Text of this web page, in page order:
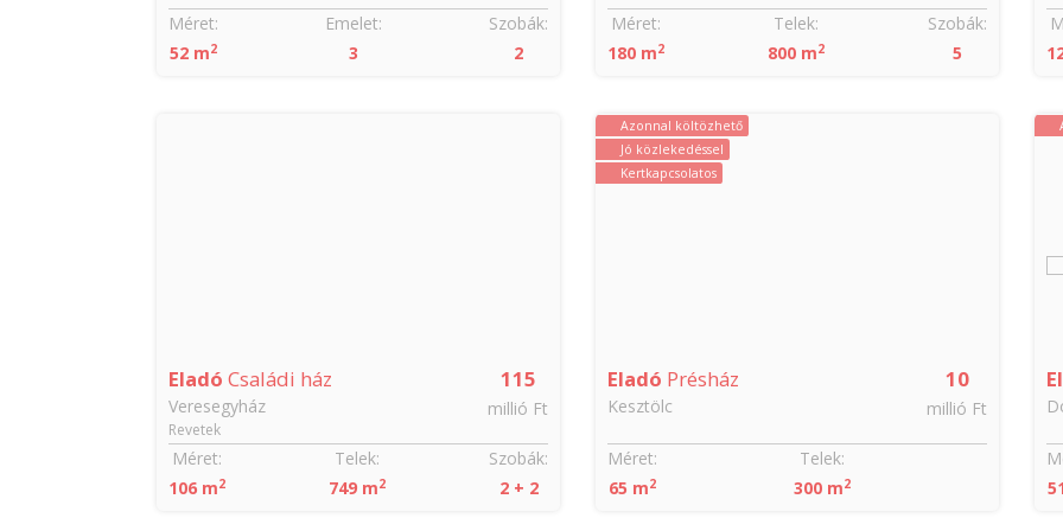
Szobák:
2
Méret:
52 m2
Emelet:
3
115
millió Ft
Eladó Családi ház
Veresegyház
Revetek
Szobák:
2 + 2
Méret:
106 m2
Telek:
749 m2
Szobák:
5
Méret:
180 m2
Telek:
800 m2
Azonnal költözhető
Jó közlekedéssel
Kertkapcsolatos
10
millió Ft
Eladó Présház
Kesztölc
Méret:
65 m2
Telek:
300 m2